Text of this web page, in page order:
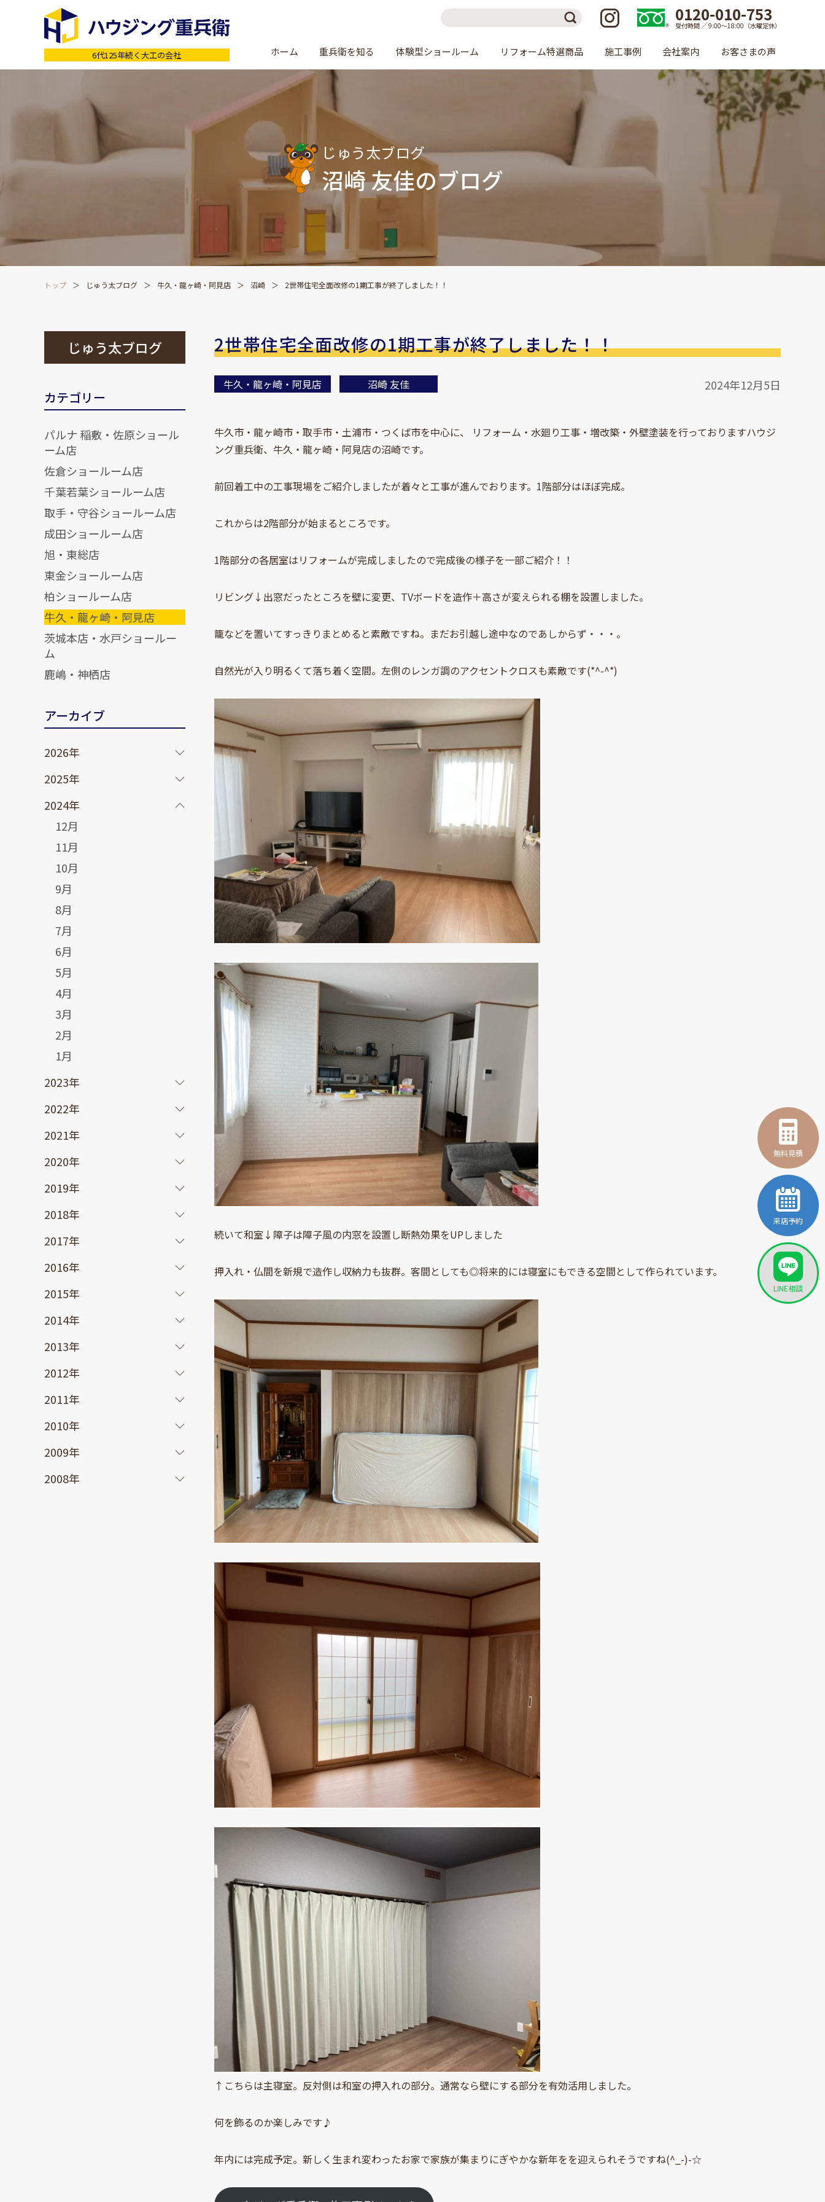
6代125年続く大工の会社
0120-010-753
受付時間 ／ 9:00〜18:00（水曜定休）
ホーム 重兵衛を知る 体験型ショールーム リフォーム特選商品 施工事例 会社案内 お客さまの声
じゅう太ブログ
沼崎 友佳のブログ
トップ じゅう太ブログ 牛久・龍ヶ崎・阿見店 沼崎 2世帯住宅全面改修の1期工事が終了しました！！
2世帯住宅全面改修の1期工事が終了しました！！
牛久・龍ヶ崎・阿見店 沼崎 友佳 2024年12月5日
牛久市・龍ヶ崎市・取手市・土浦市・つくば市を中心に、 リフォーム・水廻り工事・増改築・外壁塗装を行っておりますハウジ
ング重兵衛、牛久・龍ヶ崎・阿見店の沼崎です。
前回着工中の工事現場をご紹介しましたが着々と工事が進んでおります。1階部分はほぼ完成。
これからは2階部分が始まるところです。
1階部分の各居室はリフォームが完成しましたので完成後の様子を一部ご紹介！！
リビング↓出窓だったところを壁に変更、TVボードを造作＋高さが変えられる棚を設置しました。
籠などを置いてすっきりまとめると素敵ですね。まだお引越し途中なのであしからず・・・。
自然光が入り明るくて落ち着く空間。左側のレンガ調のアクセントクロスも素敵です(*^-^*)
続いて和室↓障子は障子風の内窓を設置し断熱効果をUPしました
押入れ・仏間を新規で造作し収納力も抜群。客間としても◎将来的には寝室にもできる空間として作られています。
↑こちらは主寝室。反対側は和室の押入れの部分。通常なら壁にする部分を有効活用しました。
何を飾るのか楽しみです♪
年内には完成予定。新しく生まれ変わったお家で家族が集まりにぎやかな新年をを迎えられそうですね(^_-)-☆
じゅう太ブログ
カテゴリー
パルナ 稲敷・佐原ショール
ーム店
佐倉ショールーム店
千葉若葉ショールーム店
取手・守谷ショールーム店
成田ショールーム店
旭・東総店
東金ショールーム店
柏ショールーム店
牛久・龍ヶ崎・阿見店
茨城本店・水戸ショールー
ム
鹿嶋・神栖店
アーカイブ
2026年
2025年
2024年
12月
11月
10月
9月
8月
7月
6月
5月
4月
3月
2月
1月
2023年
2022年
2021年
2020年
2019年
2018年
2017年
2016年
2015年
2014年
2013年
2012年
2011年
2010年
2009年
2008年
無料見積
来店予約
LINE相談